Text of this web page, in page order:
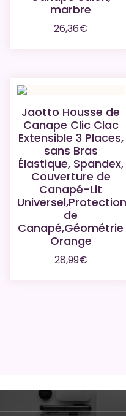
marbre
26,36€
Jaotto Housse de
Canape Clic Clac
Extensible 3 Places,
sans Bras
Élastique, Spandex,
Couverture de
Canapé-Lit
Universel,Protection
de
Canapé,Géométrie
Orange
28,99€